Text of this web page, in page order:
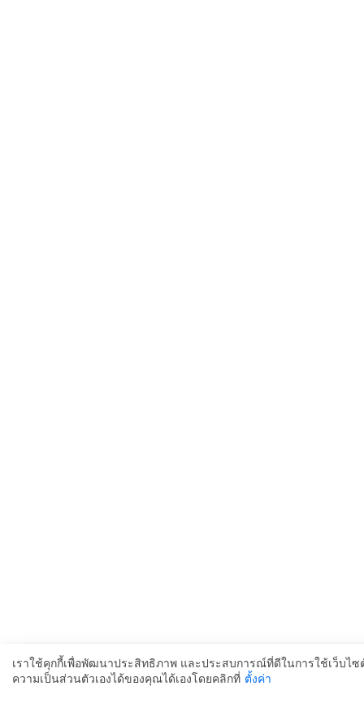
เราใช้คุกกี้เพื่อพัฒนาประสิทธิภาพ และประสบการณ์ที่ดีในการใช้เว็บ
ความเป็นส่วนตัวเองได้ของคุณได้เองโดยคลิกที่ ตั้งค่า